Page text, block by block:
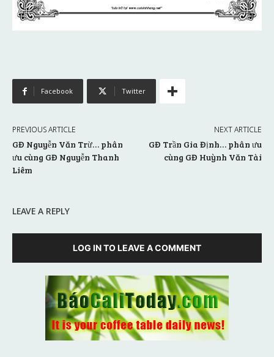
Facebook Twitter
PREVIOUS ARTICLE
GĐ Nguyễn Văn Trừ… phân
ưu cùng GĐ Nguyễn Thanh
Liêm
NEXT ARTICLE
GĐ Trần Gia Định… phân ưu
cùng GĐ Huỳnh Văn Tài
LEAVE A REPLY
LOG IN TO LEAVE A COMMENT